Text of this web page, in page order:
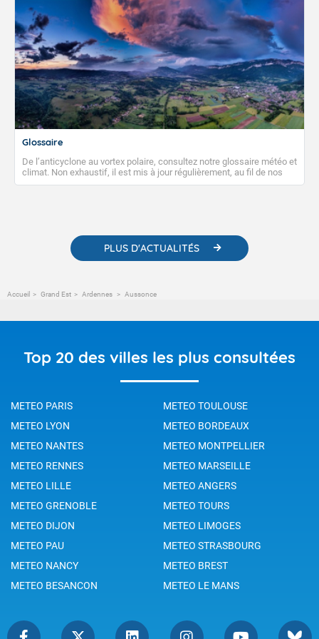
Glossaire
De l’anticyclone au vortex polaire, consultez notre glossaire météo et
climat. Non exhaustif, il est mis à jour régulièrement, au fil de nos
publications. Vous y trouverez également des liens utiles vers nos
PLUS D'ACTUALITÉS
Accueil Grand Est Ardennes Aussonce
Top 20 des villes les plus consultées
METEO PARIS
METEO TOULOUSE
METEO LYON
METEO BORDEAUX
METEO NANTES
METEO MONTPELLIER
METEO RENNES
METEO MARSEILLE
METEO LILLE
METEO ANGERS
METEO GRENOBLE
METEO TOURS
METEO DIJON
METEO LIMOGES
METEO PAU
METEO STRASBOURG
METEO NANCY
METEO BREST
METEO BESANCON
METEO LE MANS